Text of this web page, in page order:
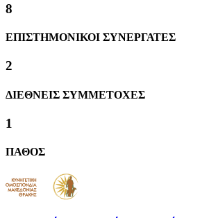
8
ΕΠΙΣΤΗΜΟΝΙΚΟΙ ΣΥΝΕΡΓΑΤΕΣ
2
ΔΙΕΘΝΕΙΣ ΣΥΜΜΕΤΟΧΕΣ
1
ΠΑΘΟΣ